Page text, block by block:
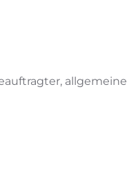
allgemeine